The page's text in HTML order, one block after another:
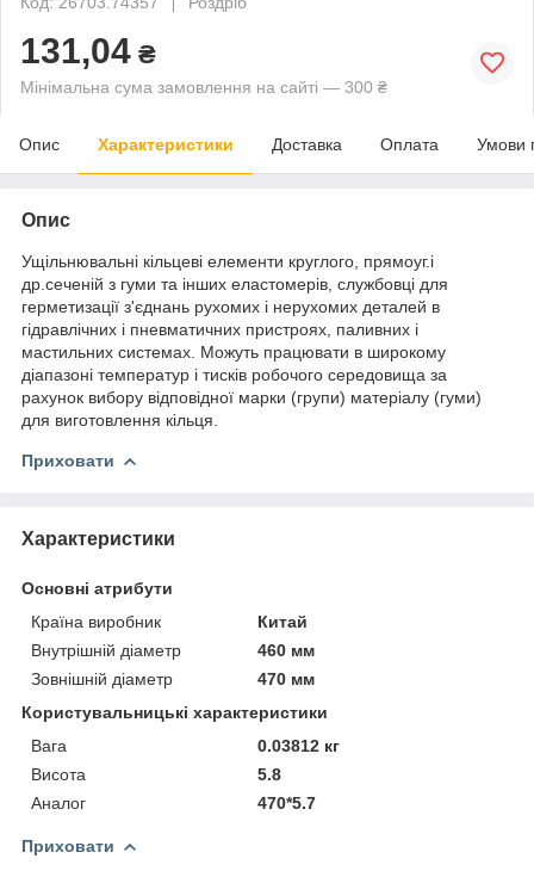
131,04 ₴
Мінімальна сума замовлення на сайті — 300 ₴
Опис Характеристики Доставка Оплата Умови
Опис
Ущільнювальні кільцеві елементи круглого, прямоуг.і
др.сеченій з гуми та інших еластомерів, службовці для
герметизації з'єднань рухомих і нерухомих деталей в
гідравлічних і пневматичних пристроях, паливних і
мастильних системах. Можуть працювати в широкому
діапазоні температур і тисків робочого середовища за
рахунок вибору відповідної марки (групи) матеріалу (гуми)
для виготовлення кільця.
Приховати
Характеристики
Основні атрибути
Країна виробник
Китай
Внутрішній діаметр
460 мм
Зовнішній діаметр
470 мм
Користувальницькі характеристики
Вага
0.03812 кг
Висота
5.8
Аналог
470*5.7
Приховати